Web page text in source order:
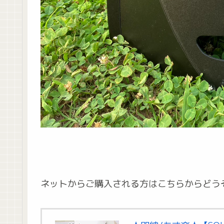
ネットからご購入される方はこちらからどう